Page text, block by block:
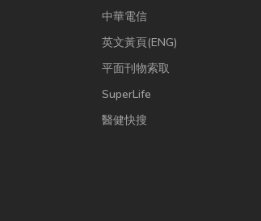
中華電信
英文黃頁(ENG)
平面刊物索取
SuperLife
醫健快搜